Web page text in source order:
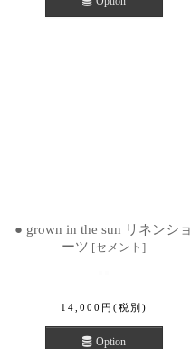
● grown in the sun リネンショ
ーツ [セメント ]
14,000 円 (税別)
Option